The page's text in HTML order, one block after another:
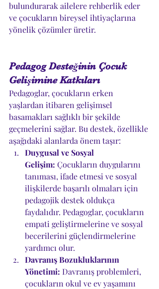
bulundurarak ailelere rehberlik eder
ve çocukların bireysel ihtiyaçlarına
yönelik çözümler üretir.
Pedagog Desteğinin Çocuk
Gelişimine Katkıları
Pedagoglar, çocukların erken
yaşlardan itibaren gelişimsel
basamakları sağlıklı bir şekilde
geçmelerini sağlar. Bu destek, özellikle
aşağıdaki alanlarda önem taşır:
Duygusal ve Sosyal
Gelişim: Çocukların duygularını
tanıması, ifade etmesi ve sosyal
ilişkilerde başarılı olmaları için
pedagojik destek oldukça
faydalıdır. Pedagoglar, çocukların
empati geliştirmelerine ve sosyal
becerilerini güçlendirmelerine
yardımcı olur.
Davranış Bozukluklarının
Yönetimi: Davranış problemleri,
çocukların okul ve ev yaşamını